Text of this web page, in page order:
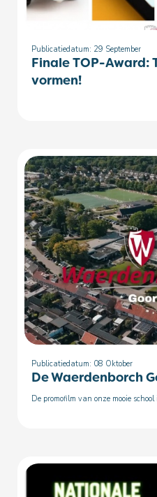
Publicatiedatum: 29 September
Finale TOP-Award:
vormen!
Publicatiedatum: 08 Oktober
De Waerdenborch
De promofilm van onze mooie